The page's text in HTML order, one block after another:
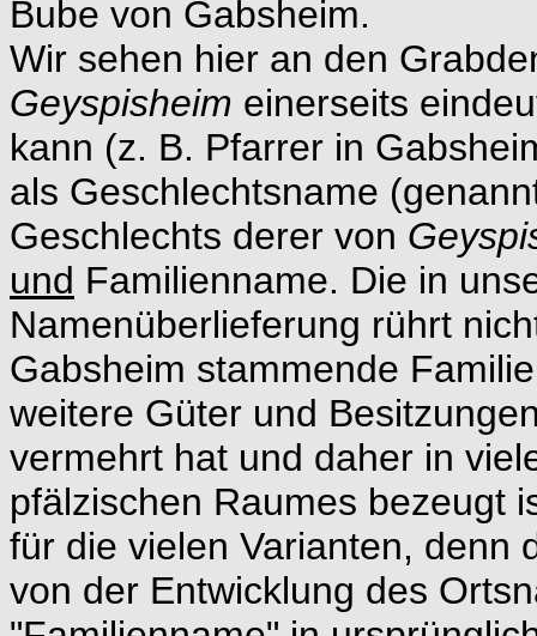
Bube von Gabsheim.
Wir sehen hier an den
Geyspisheim einerseits
kann (z. B. Pfarrer in
als Geschlechtsname
Geschlechts derer von
und Familienname. Die in
Namenüberlieferung rührt
Gabsheim stammende
weitere Güter und
vermehrt hat und daher in
pfälzischen Raumes bezeugt
für die vielen Varianten, denn
von der Entwicklung des